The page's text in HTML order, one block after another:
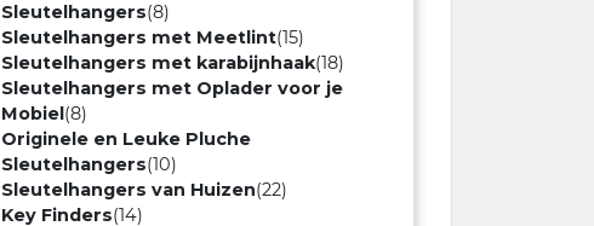
Sleutelhangers(8)
Sleutelhangers met Meetlint(15)
Sleutelhangers met karabijnhaak(18)
Sleutelhangers met Oplader voor je
Mobiel(8)
Originele en Leuke Pluche
Sleutelhangers(10)
Sleutelhangers van Huizen(22)
Key Finders(14)